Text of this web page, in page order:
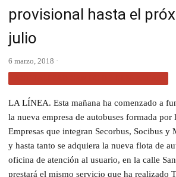
provisional hasta el
julio
6 marzo, 2018 ·
LA LÍNEA. Esta mañana ha comenzado a
la nueva empresa de autobuses formada
Empresas que integran Secorbus, Socibus
y hasta tanto se adquiera la nueva flota de
oficina de atención al usuario, en la calle
prestará el mismo servicio que ha realizado